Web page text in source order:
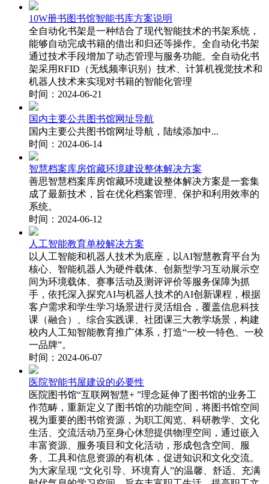
10W册书图书馆智能书库方案说明
全自动化书架是一种结合了现代智能技术的书架系统，
能够自动完成书籍的借出和归还等操作。全自动化书架
通过技术手段增加了动态管理与服务功能。全自动化书
架采用RFID（无线频率识别）技术、计算机视觉技术和
机器人技术来实现对书籍的智能化管理
时间：2024-06-21
国内主要公共图书馆网址导航
国内主要公共图书馆网址导航，陆续添加中...
时间：2024-06-14
智慧档案库房馆藏环境建设整体解决方案
善思智慧档案库房馆藏环境建设整体解决方案是一套集
成了最新技术，旨在优化档案管理、保护和利用效率的
系统。
时间：2024-06-12
人工智能教育单校解决方案
以人工智能和机器人技术为底座，以AI智慧教育平台为
核心、智能机器人为硬件载体、创新型学习互动展示空
间为环境载体、赛事活动及测评评价等服务保障为抓
手，依托深入探究AI与机器人技术的AI创新课程，根据
客户需求和学生学习场景进行灵活组合，覆盖信息科技
课（融合）、综合实践课、社团课三大教学场景，构建
校内人工知智能教育推广体系，打造“一校一特色、一校
一品牌”。
时间：2024-06-07
医院智能书屋建设的必要性
医院图书馆“互联网智慧+ ”理念延伸了图书馆的业务工
作范畴，重新定义了图书馆的功能空间，将图书馆空间
视为重要的图书馆资源，为职工阅览、科研教学、文化
生活、交流活动乃至身心休憩提供物理空间，通过嵌入
丰富资源、服务项目和文化活动，形成包含空间、服
务、工具和信息资源的有机体，促进知识和文化交流。
为大家呈现 “文化引导、环境育人”的温馨、舒适、充满